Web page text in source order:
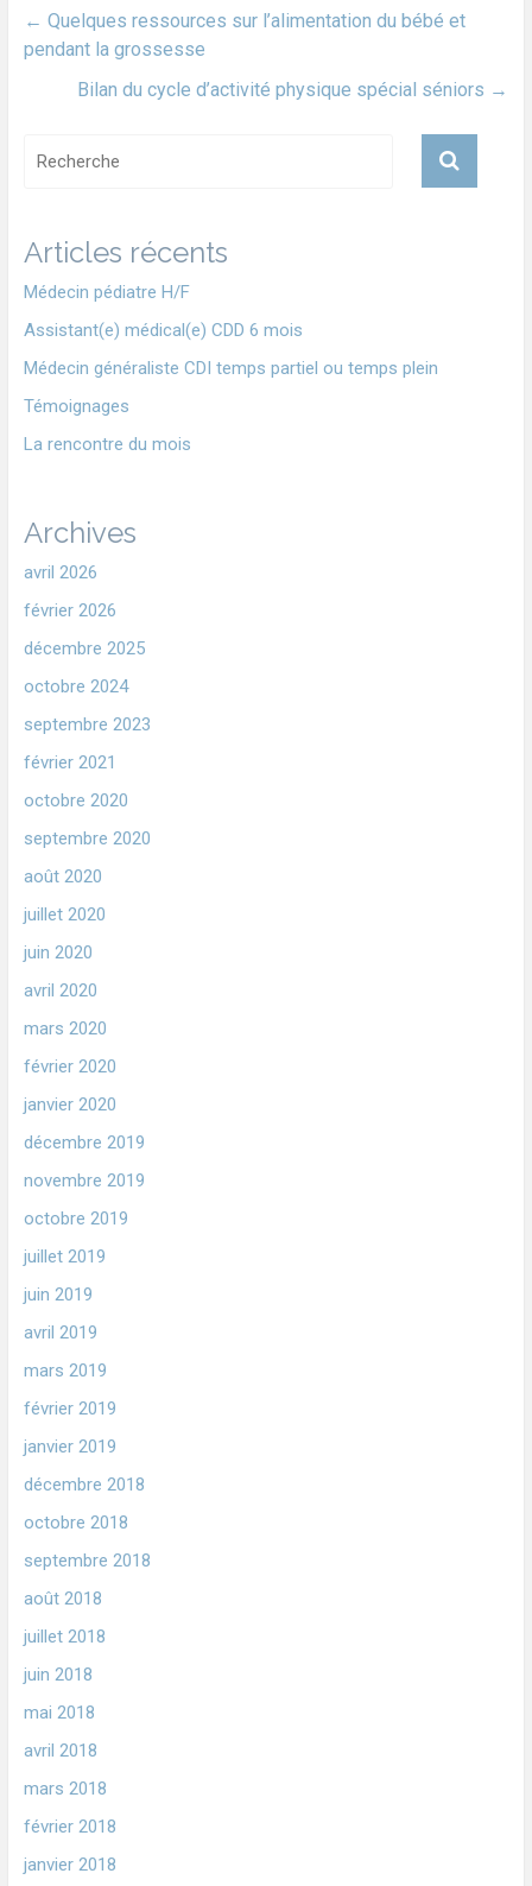
← Quelques ressources sur l’alimentation du bébé et
pendant la grossesse
Bilan du cycle d’activité physique spécial séniors →
Articles récents
Médecin pédiatre H/F
Assistant(e) médical(e) CDD 6 mois
Médecin généraliste CDI temps partiel ou temps plein
Témoignages
La rencontre du mois
Archives
avril 2026
février 2026
décembre 2025
octobre 2024
septembre 2023
février 2021
octobre 2020
septembre 2020
août 2020
juillet 2020
juin 2020
avril 2020
mars 2020
février 2020
janvier 2020
décembre 2019
novembre 2019
octobre 2019
juillet 2019
juin 2019
avril 2019
mars 2019
février 2019
janvier 2019
décembre 2018
octobre 2018
septembre 2018
août 2018
juillet 2018
juin 2018
mai 2018
avril 2018
mars 2018
février 2018
janvier 2018